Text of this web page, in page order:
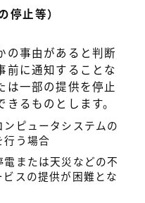
停止等）
の事由があると判断
前に通知することな
は一部の提供を停止
るものとします。
ピュータシステムの
行う場合
または天災などの不
スの提供が困難とな